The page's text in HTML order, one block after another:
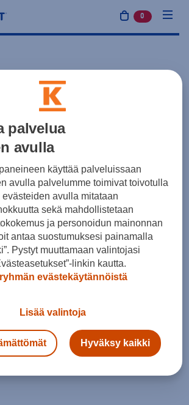
0 tuotetta
palvelua
avulla
käyttää palveluissaan
avulla palvelumme toimivat toivotulla
avulla mitataan
sekä mahdollistetaan
ja personoidun mainonnan
antaa suostumuksesi painamalla
Pystyt muuttamaan valintojasi
linkin kautta.
evästekäytännöistä
Lisää valintoja
Hyväksy kaikki